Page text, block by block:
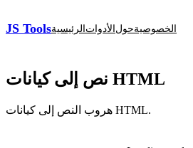
JS Toolsالرئيسية الأدوات حولالخصوصية
نص إلى كيانات HTML
هروب النص إلى كيانات HTML.